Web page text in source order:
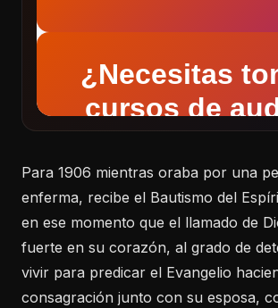
Para 1906 mientras oraba por una
enferma, recibe el Bautismo del
en ese momento que el llamado de
fuerte en su corazón, al grado de
vivir para predicar el Evangelio
consagración junto con su esposa,